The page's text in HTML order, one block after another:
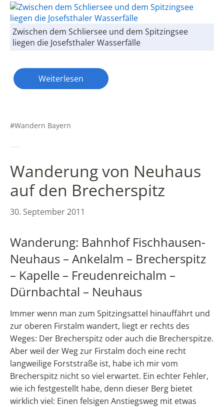
Zwischen dem Schliersee und dem Spitzingsee
liegen die Josefsthaler Wasserfälle
Weiterlesen
Wandern Bayern
Wanderung von Neuhaus
auf den Brecherspitz
30. September 2011
Wanderung: Bahnhof Fischhausen-
Neuhaus – Ankelalm – Brecherspitz
– Kapelle – Freudenreichalm –
Dürnbachtal – Neuhaus
Immer wenn man zum Spitzingsattel hinauffährt und
zur oberen Firstalm wandert, liegt er rechts des
Weges: Der Brecherspitz oder auch die Brecherspitze.
Aber weil der Weg zur Firstalm doch eine recht
langweilige Forststraße ist, habe ich mir vom
Brecherspitz nicht so viel erwartet. Ein echter Fehler,
wie ich festgestellt habe, denn dieser Berg bietet
wirklich viel: Einen felsigen Anstiegsweg mit etwas